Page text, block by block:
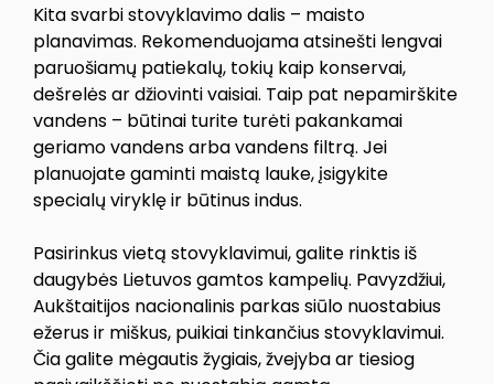
Kita svarbi stovyklavimo dalis – maisto
planavimas. Rekomenduojama atsinešti lengvai
paruošiamų patiekalų, tokių kaip konservai,
dešrelės ar džiovinti vaisiai. Taip pat nepamirškite
vandens – būtinai turite turėti pakankamai
geriamo vandens arba vandens filtrą. Jei
planuojate gaminti maistą lauke, įsigykite
specialų viryklę ir būtinus indus.
Pasirinkus vietą stovyklavimui, galite rinktis iš
daugybės Lietuvos gamtos kampelių. Pavyzdžiui,
Aukštaitijos nacionalinis parkas siūlo nuostabius
ežerus ir miškus, puikiai tinkančius stovyklavimui.
Čia galite mėgautis žygiais, žvejyba ar tiesiog